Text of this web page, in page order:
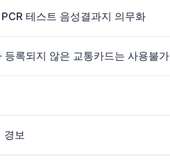
테스트 음성결과지 의무화
록되지 않은 교통카드는 사용불가
경보